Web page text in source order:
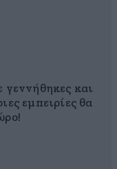
γεννήθηκες και
εμπειρίες θα